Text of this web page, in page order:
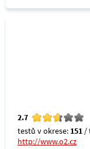
2.7
testů v okrese: 151 /
http://www.o2.cz